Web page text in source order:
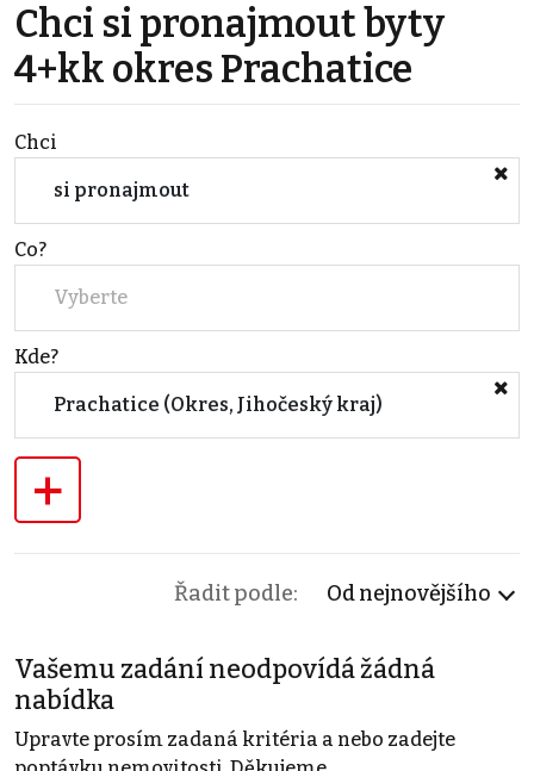
Chci si pronajmout byty
4+kk okres Prachatice
Chci
si pronajmout
Co?
Vyberte
Kde?
Prachatice (Okres, Jihočeský kraj)
+
Řadit podle: Od nejnovějšího
Vašemu zadání neodpovídá žádná
nabídka
Upravte prosím zadaná kritéria a nebo zadejte